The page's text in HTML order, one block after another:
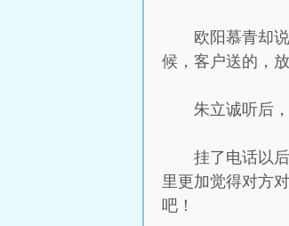
欧阳慕青却
候，客户送的，
朱立诚听后
挂了电话以
里更加觉得对方
吧！